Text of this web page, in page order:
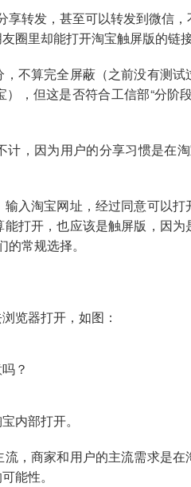
转发，甚至可以转发到微信
圈里却能打开淘宝触屏版的链
不算完全屏蔽（之前没有测
，但这是否符合工信部“分阶
，因为用户的分享习惯是在
入淘宝网址，经过同意可以
打开，也应该是触屏版，因
常规选择。
览器打开，如图：
内部打开。
，商家和用户的主流需求是
能性。